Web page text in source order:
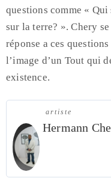
questions comme «
sur la terre? ». Chery
réponse a ces
l’image d’un Tout qui
existence.
artiste
Hermann